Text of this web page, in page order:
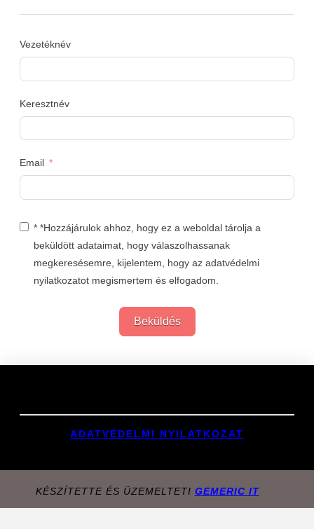
Vezetéknév
Keresztnév
Email
* *Hozzájárulok ahhoz, hogy ez a weboldal tárolja a
beküldött adataimat, hogy válaszolhassanak
megkeresésemre, kijelentem, hogy az adatvédelmi
nyilatkozatot megismertem és elfogadom.
Beküldés
ADATVÉDELMI NYILATKOZAT
KÉSZÍTETTE ÉS ÜZEMELTETI GEMERIC IT